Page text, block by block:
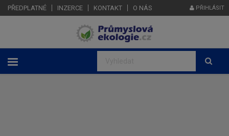
PŘEDPLATNÉ INZERCE KONTAKT O NÁS PŘIHLÁSIT